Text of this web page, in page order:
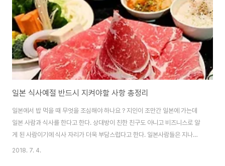
일본 식사예절 반드시 지켜야할 사항 총정리
일본에서 밥 먹을 때 무엇을 조심해야 하나요 ? 지인이 조만간 일본에 가는데
일본 사람과 식사를 한다고 한다. 상대방이 친한 친구도 아니고 비즈니스로 알
게 된 사람이기에 식사 자리가 더욱 부담스럽다고 한다. 일본사람들은 지나치
다고 생각될 정도로 친절하게 행동한다. 따라서 누군가 일본에 와서 일본식 식
2018. 7. 4.